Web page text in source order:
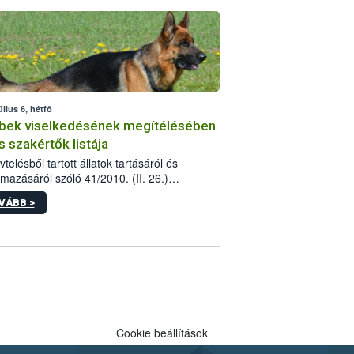
6, hétfő
viselkedésének megítélésében
szakértők listája
tartott állatok tartásáról és
szóló 41/2010. (II. 26.)
szabályozza az eb okozta fizikai
illetve ennek veszélye keletkezésekor
>
Cookie beállítások